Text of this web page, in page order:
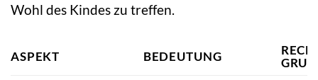
Wohl des Kindes zu treffen.
ASPEKT BEDEUTUNG